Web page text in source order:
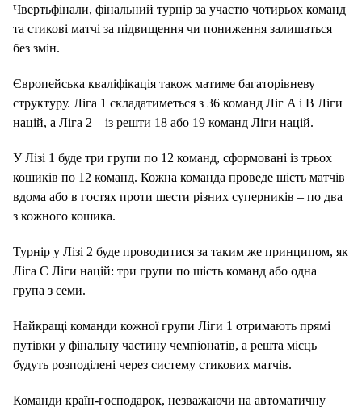
Чвертьфінали, фінальний турнір за участю чотирьох команд
та стикові матчі за підвищення чи пониження залишаться
без змін.
Європейська кваліфікація також матиме багаторівневу
структуру. Ліга 1 складатиметься з 36 команд Ліг A і B Ліги
націй, а Ліга 2 – із решти 18 або 19 команд Ліги націй.
У Лізі 1 буде три групи по 12 команд, сформовані із трьох
кошиків по 12 команд. Кожна команда проведе шість матчів
вдома або в гостях проти шести різних суперників – по два
з кожного кошика.
Турнір у Лізі 2 буде проводитися за таким же принципом, як
Ліга C Ліги націй: три групи по шість команд або одна
група з семи.
Найкращі команди кожної групи Ліги 1 отримають прямі
путівки у фінальну частину чемпіонатів, а решта місць
будуть розподілені через систему стикових матчів.
Команди країн-господарок, незважаючи на автоматичну